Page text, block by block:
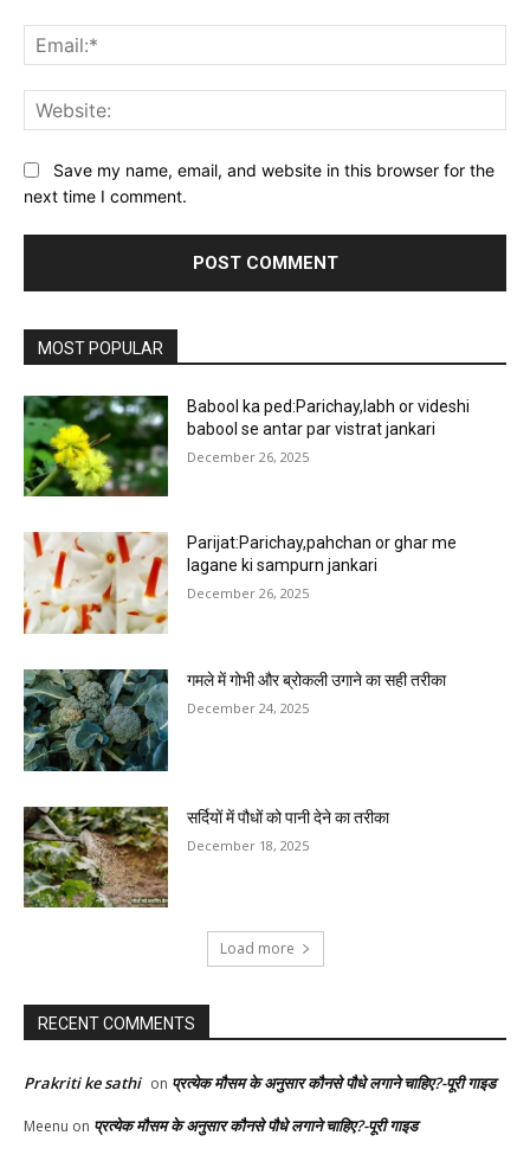
Save my name, email, and website in this browser for the
next time I comment.
MOST POPULAR
Babool ka ped:Parichay,labh or videshi
babool se antar par vistrat jankari
December 26, 2025
Parijat:Parichay,pahchan or ghar me
lagane ki sampurn jankari
December 26, 2025
गमले में गोभी और ब्रोकली उगाने का सही तरीका
December 24, 2025
सर्दियों में पौधों को पानी देने का तरीका
December 18, 2025
Load more
RECENT COMMENTS
Prakriti ke sathi on प्रत्येक मौसम के अनुसार कौनसे पौधे लगाने चाहिए?-पूरी गाइड
Meenu on प्रत्येक मौसम के अनुसार कौनसे पौधे लगाने चाहिए?-पूरी गाइड